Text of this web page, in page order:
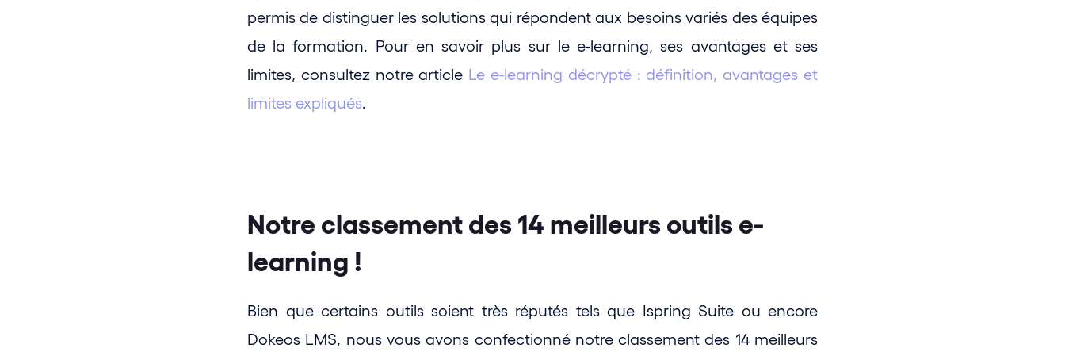
permis de distinguer les solutions qui répondent aux besoins variés des équipes
de la formation. Pour en savoir plus sur le e-learning, ses avantages et ses
limites, consultez notre article Le e-learning décrypté : définition, avantages et
limites expliqués.
Notre classement des 14 meilleurs outils e-
learning !
Bien que certains outils soient très réputés tels que Ispring Suite ou encore
Dokeos LMS, nous vous avons confectionné notre classement des 14 meilleurs